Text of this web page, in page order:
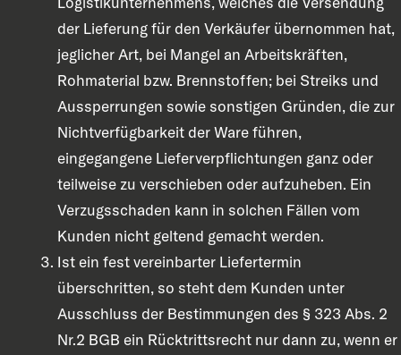
der Lieferung für den Verkäufer übernommen hat,
jeglicher Art, bei Mangel an Arbeitskräften,
Rohmaterial bzw. Brennstoffen; bei Streiks und
Aussperrungen sowie sonstigen Gründen, die zur
Nichtverfügbarkeit der Ware führen,
eingegangene Lieferverpflichtungen ganz oder
teilweise zu verschieben oder aufzuheben. Ein
Verzugsschaden kann in solchen Fällen vom
Kunden nicht geltend gemacht werden.
Ist ein fest vereinbarter Liefertermin
überschritten, so steht dem Kunden unter
Ausschluss der Bestimmungen des § 323 Abs. 2
Nr.2 BGB ein Rücktrittsrecht nur dann zu, wenn er